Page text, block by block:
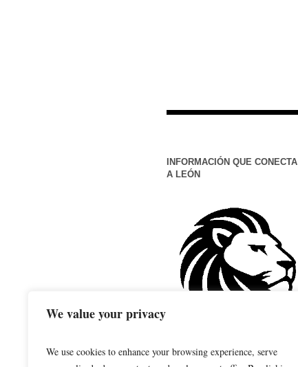
We value your privacy
We use cookies to enhance your browsing experience, serve
INFORMACIÓN QUE CONECTA
A LEÓN